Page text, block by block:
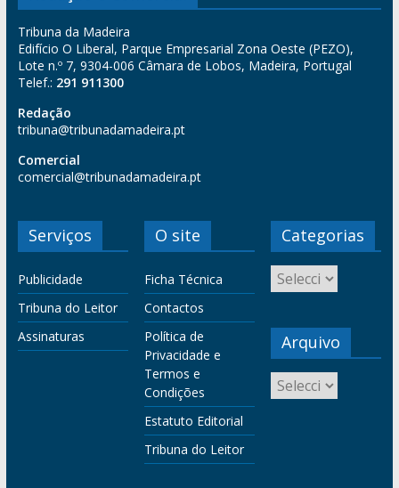
Tribuna da Madeira
Edifício O Liberal, Parque Empresarial Zona Oeste (PEZO),
Lote n.º 7, 9304-006 Câmara de Lobos, Madeira, Portugal
Telef.: 291 911300
Redação
tribuna@tribunadamadeira.pt
Comercial
comercial@tribunadamadeira.pt
Serviços
Publicidade
Tribuna do Leitor
Assinaturas
O site
Ficha Técnica
Contactos
Política de
Privacidade e
Termos e
Condições
Estatuto Editorial
Tribuna do Leitor
Categorias
Arquivo